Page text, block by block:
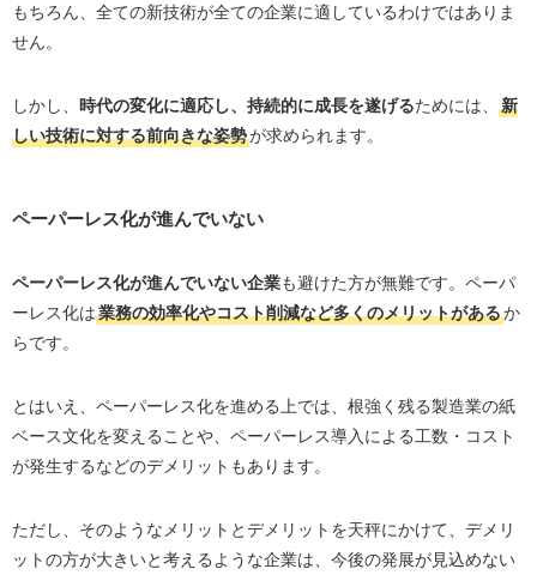
もちろん、全ての新技術が全ての企業に適しているわけではありま
せん。
しかし、 時代の変化に適応し、持続的に成長を遂げるためには、
新
しい技術に対する前向きな姿勢が求められます。
ペーパーレス化が進んでいない
ペーパーレス化が進んでいない企業も避けた方が無難です。ペーパ
ーレス化は業務の効率化やコスト削減など多くのメリットがあるか
らです。
とはいえ、ペーパーレス化を進める上では、根強く残る製造業の紙
ベース文化を変えることや、ペーパーレス導入による工数・コスト
が発生するなどのデメリットもあります。
ただし、そのようなメリットとデメリットを天秤にかけて、デメリ
ットの方が大きいと考えるような企業は、今後の発展が見込めない